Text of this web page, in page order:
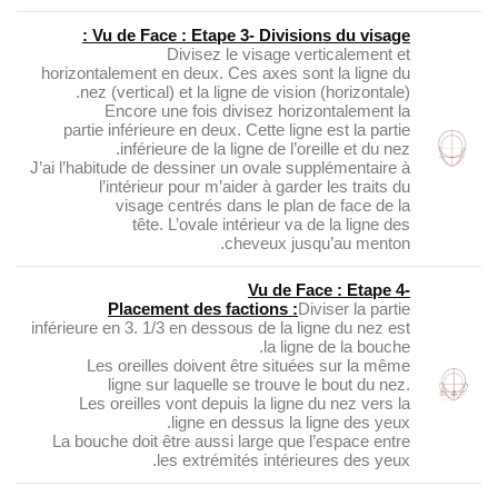
Vu de Face : Etape 3- Divisions du visage :
Divisez le visage verticalement et
horizontalement en deux. Ces axes sont la ligne du
nez (vertical) et la ligne de vision (horizontale).
Encore une fois divisez horizontalement la
partie inférieure en deux. Cette ligne est la partie
inférieure de la ligne de l’oreille et du nez.
J’ai l’habitude de dessiner un ovale supplémentaire à
l’intérieur pour m’aider à garder les traits du
visage centrés dans le plan de face de la
tête. L’ovale intérieur va de la ligne des
cheveux jusqu’au menton.
Vu de Face : Etape 4-
Placement des factions :Diviser la partie
inférieure en 3. 1/3 en dessous de la ligne du nez est
la ligne de la bouche.
Les oreilles doivent être situées sur la même
ligne sur laquelle se trouve le bout du nez.
Les oreilles vont depuis la ligne du nez vers la
ligne en dessus la ligne des yeux.
La bouche doit être aussi large que l’espace entre
les extrémités intérieures des yeux.